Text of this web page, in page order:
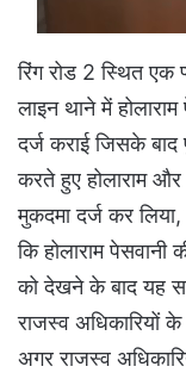
रिंग रोड 2 स्थित एक
लाइन थाने में
दर्ज कराई जिसके बाद
करते हुए होलाराम
मुकदमा दर्ज कर
कि होलाराम
को देखने के बाद यह
राजस्व अधिकारियों
अगर राजस्व